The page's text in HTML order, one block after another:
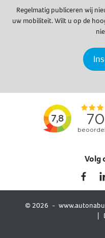
Regelmatig publiceren wij
uw mobiliteit. Wilt u op de
Volg
© 2026